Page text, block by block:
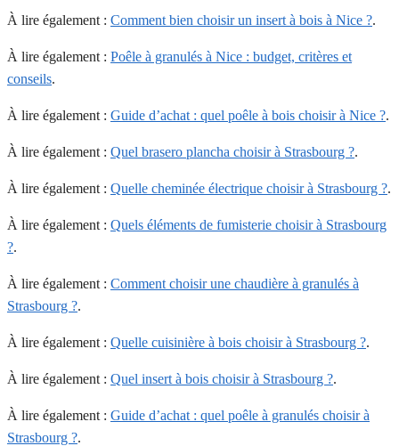
À lire également : Comment bien choisir un insert à bois à Nice ?.
À lire également : Poêle à granulés à Nice : budget, critères et
conseils.
À lire également : Guide d’achat : quel poêle à bois choisir à Nice ?.
À lire également : Quel brasero plancha choisir à Strasbourg ?.
À lire également : Quelle cheminée électrique choisir à Strasbourg ?.
À lire également : Quels éléments de fumisterie choisir à Strasbourg
?.
À lire également : Comment choisir une chaudière à granulés à
Strasbourg ?.
À lire également : Quelle cuisinière à bois choisir à Strasbourg ?.
À lire également : Quel insert à bois choisir à Strasbourg ?.
À lire également : Guide d’achat : quel poêle à granulés choisir à
Strasbourg ?.